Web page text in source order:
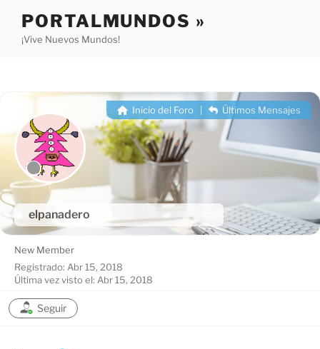
contenido
PORTALMUNDOS »
¡Vive Nuevos Mundos!
elpanadero
Inicio del Foro | Últimos Mensajes
New Member
Registrado: Abr 15, 2018
Última vez visto el: Abr 15, 2018
Seguir